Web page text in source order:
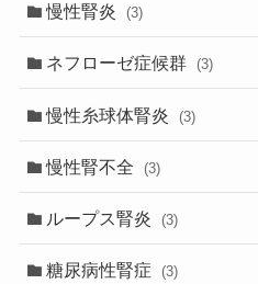
慢性腎炎 (3)
ネフローゼ症候群 (3)
慢性糸球体腎炎 (3)
慢性腎不全 (3)
ループス腎炎 (3)
糖尿病性腎症 (3)